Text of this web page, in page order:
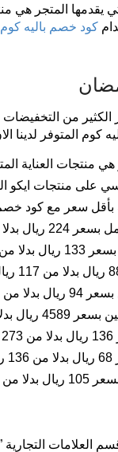
كود خصم باليه كوم
من
كوم المتوفر لدينا
بأقل سعر مع كود
336 ريال .
كوم.
باليه كوم.
531 ريال .
ريال .
التجارية ”